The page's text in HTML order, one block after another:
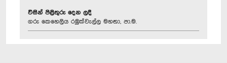
විසින් පිළිතුරු දෙන ලදී
ගරු කෙහෙලිය රඹුක්වැල්ල මහතා, පා.ම.